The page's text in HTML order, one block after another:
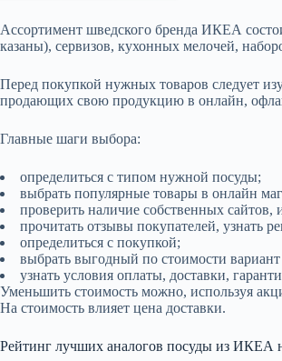
Ассортимент шведского бренда ИКЕА
казаны), сервизов, кухонных мелочей,
Перед покупкой нужных товаров следует
продающих свою продукцию в онлайн,
Главные шаги выбора:
определиться с типом нужной посуды;
выбрать популярные товары в онлайн
проверить наличие собственных сайтов,
прочитать отзывы покупателей, узнать
определиться с покупкой;
выбрать выгодный по стоимости
узнать условия оплаты, доставки,
Уменьшить стоимость можно, используя
На стоимость влияет цена доставки.
Рейтинг лучших аналогов посуды из ИКЕА